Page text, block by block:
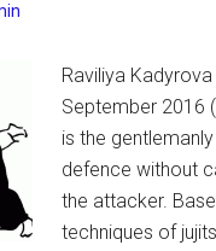
Raviliya
September 2016
is the
defence without
the attacker.
techniques of